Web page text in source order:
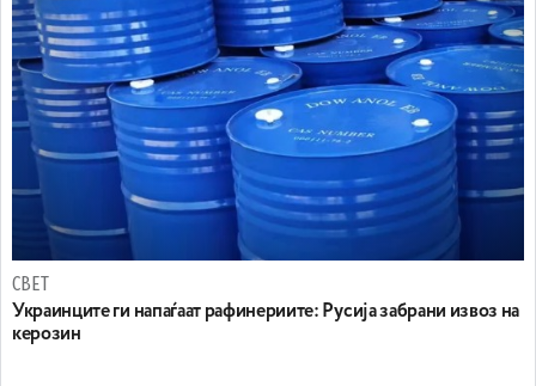
СВЕТ
Украинците ги напаѓаат рафинериите: Русија забрани извоз на
керозин